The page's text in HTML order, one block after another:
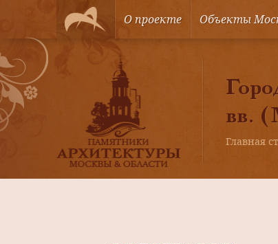
О проекте Объекты
вв.
Главная